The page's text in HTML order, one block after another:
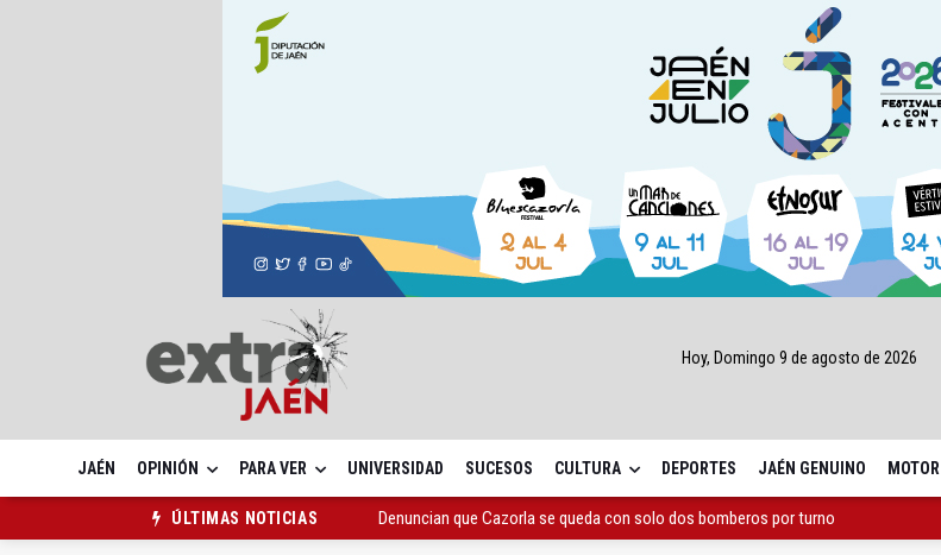
Hoy, Domingo 9 de agosto de 2026
JAÉN OPINIÓN PARA VER UNIVERSIDAD SUCESOS CULTURA DEPORTES JAÉN GENUINO MOTOR
ÚLTIMAS NOTICIAS
Denuncian que Cazorla se queda con solo dos bomberos por turno